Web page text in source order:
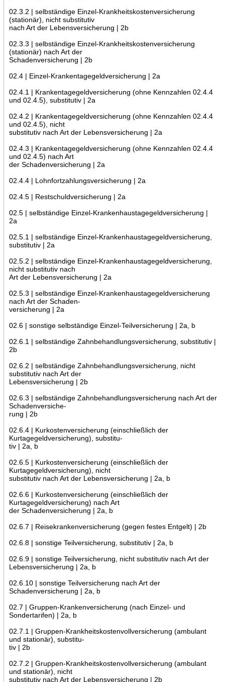
02.3.2 | selbständige Einzel-Krankheitskostenversicherung
(stationär), nicht substitutiv
nach Art der Lebensversicherung | 2b
02.3.3 | selbständige Einzel-Krankheitskostenversicherung
(stationär) nach Art der
Schadenversicherung | 2b
02.4 | Einzel-Krankentagegeldversicherung | 2a
02.4.1 | Krankentagegeldversicherung (ohne Kennzahlen 02.4.4
und 02.4.5), substitutiv | 2a
02.4.2 | Krankentagegeldversicherung (ohne Kennzahlen 02.4.4
und 02.4.5), nicht
substitutiv nach Art der Lebensversicherung | 2a
02.4.3 | Krankentagegeldversicherung (ohne Kennzahlen 02.4.4
und 02.4.5) nach Art
der Schadenversicherung | 2a
02.4.4 | Lohnfortzahlungsversicherung | 2a
02.4.5 | Restschuldversicherung | 2a
02.5 | selbständige Einzel-Krankenhaustagegeldversicherung |
2a
02.5.1 | selbständige Einzel-Krankenhaustagegeldversicherung,
substitutiv | 2a
02.5.2 | selbständige Einzel-Krankenhaustagegeldversicherung,
nicht substitutiv nach
Art der Lebensversicherung | 2a
02.5.3 | selbständige Einzel-Krankenhaustagegeldversicherung
nach Art der Schaden-
versicherung | 2a
02.6 | sonstige selbständige Einzel-Teilversicherung | 2a, b
02.6.1 | selbständige Zahnbehandlungsversicherung, substitutiv |
2b
02.6.2 | selbständige Zahnbehandlungsversicherung, nicht
substitutiv nach Art der
Lebensversicherung | 2b
02.6.3 | selbständige Zahnbehandlungsversicherung nach Art der
Schadenversiche-
rung | 2b
02.6.4 | Kurkostenversicherung (einschließlich der
Kurtagegeldversicherung), substitu-
tiv | 2a, b
02.6.5 | Kurkostenversicherung (einschließlich der
Kurtagegeldversicherung), nicht
substitutiv nach Art der Lebensversicherung | 2a, b
02.6.6 | Kurkostenversicherung (einschließlich der
Kurtagegeldversicherung) nach Art
der Schadenversicherung | 2a, b
02.6.7 | Reisekrankenversicherung (gegen festes Entgelt) | 2b
02.6.8 | sonstige Teilversicherung, substitutiv | 2a, b
02.6.9 | sonstige Teilversicherung, nicht substitutiv nach Art der
Lebensversicherung | 2a, b
02.6.10 | sonstige Teilversicherung nach Art der
Schadenversicherung | 2a, b
02.7 | Gruppen-Krankenversicherung (nach Einzel- und
Sondertarifen) | 2a, b
02.7.1 | Gruppen-Krankheitskostenvollversicherung (ambulant
und stationär), substitu-
tiv | 2b
02.7.2 | Gruppen-Krankheitskostenvollversicherung (ambulant
und stationär), nicht
substitutiv nach Art der Lebensversicherung | 2b